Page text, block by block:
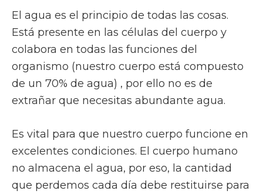
El agua es el principio de todas las cosas.
Está presente en las células del cuerpo y
colabora en todas las funciones del
organismo (nuestro cuerpo está compuesto
de un 70% de agua) , por ello no es de
extrañar que necesitas abundante agua.
Es vital para que nuestro cuerpo funcione en
excelentes condiciones. El cuerpo humano
no almacena el agua, por eso, la cantidad
que perdemos cada día debe restituirse para